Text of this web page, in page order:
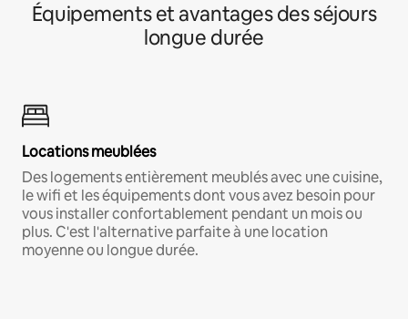
Équipements et avantages des séjours
longue durée
Locations meublées
Des logements entièrement meublés avec une cuisine,
le wifi et les équipements dont vous avez besoin pour
vous installer confortablement pendant un mois ou
plus. C'est l'alternative parfaite à une location
moyenne ou longue durée.